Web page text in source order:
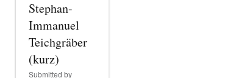
Stephan-
Immanuel
Teichgräber
(kurz)
Submitted by